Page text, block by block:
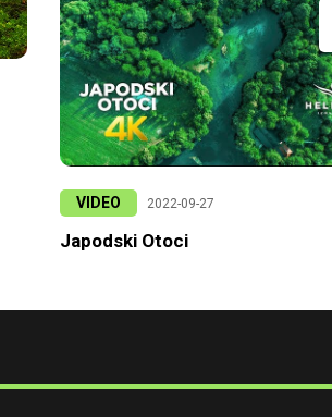
VIDEO 2022-09-27
Japodski Otoci